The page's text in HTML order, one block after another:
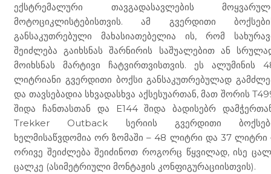
ექსტრემალური თავგადასავლების
მოტოციკლისტებისთვის. ამ გვერდითი
განსაკუთრებული მახასიათებელია ის, რომ
შეიძლება გაიხსნას შარნირის საშუალებით ან
მოიხსნას მარტივი ჩატვირთვისთვის. ეს ალუმინის
ლიტრიანი გვერდითი ბოქსი განსაკუთრებულად
და თავსებადია სხვადასხვა აქსესუართან, მათ შორის
შიდა ჩანთასთან და E144 შიდა ბადისებრ
Trekker Outback სერიის გვერდითი
ხელმისაწვდომია ორ ზომაში – 48 ლიტრი და 37 ლიტრი
ორივე შეიძლება შეიძინოთ როგორც წყვილად, ისე
ცალკე (ასიმეტრიული მონტაჟის კონფიგურაციისთვის).